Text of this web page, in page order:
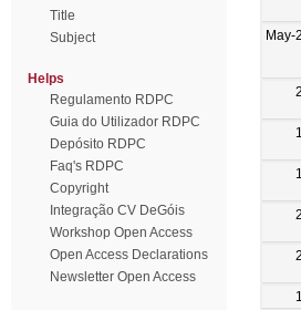
Title
Subject
Helps
Regulamento RDPC
Guia do Utilizador RDPC
Depósito RDPC
Faq's RDPC
Copyright
Integração CV DeGóis
Workshop Open Access
Open Access Declarations
Newsletter Open Access
May-